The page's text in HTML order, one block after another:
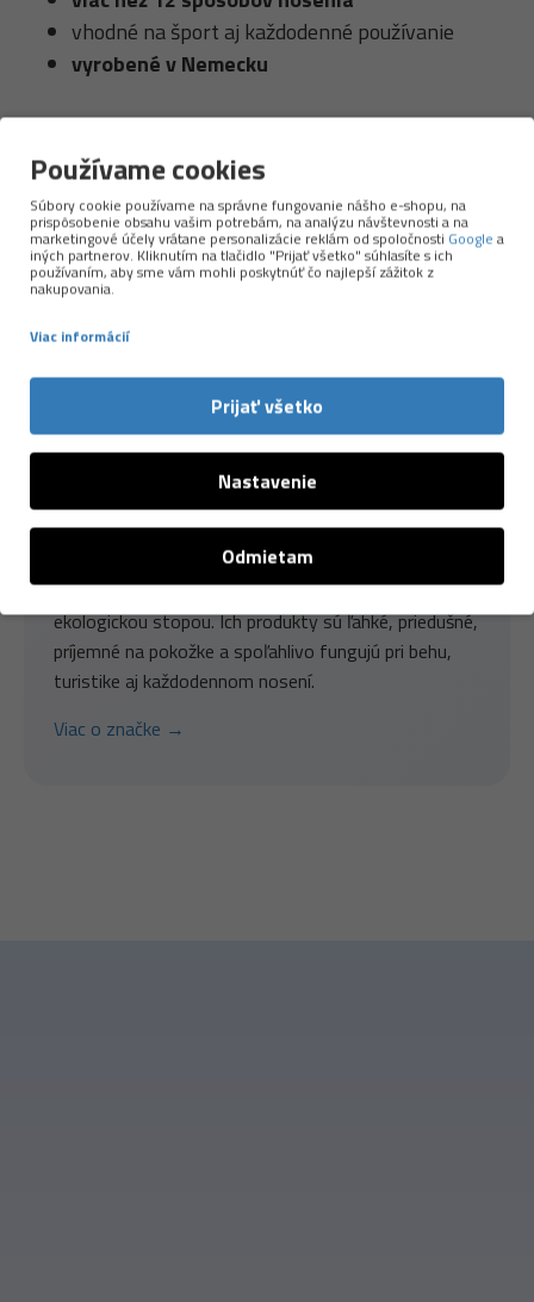
Nemecká precíznosť, lokálna výroba a
udržateľnejší prístup k použitým materiálom.
ZnačkaP.A.C.
v Nemecku vo svojej zelenej
, kde majú pod kontrolou kvalitu, použité
materiály aj etické spracovanie. P.A.C. stavia na
moderných technológiách, komforte a dlhej
životnosti – a zároveň myslí na planétu.
recyklovaný polyester, merino vlnu
odpovedných zdrojov a ďalšie materiály s nižšou
ekologickou stopou. Ich produkty sú ľahké, priedušné,
príjemné na pokožke a spoľahlivo fungujú pri behu,
turistike aj každodennom nosení.
Viac o značke →
vhodné na šport aj každodenné používanie
vyrobené v Nemecku
Používame cookies
Súbory cookie používame na správne fungovanie nášho e-shopu, na
prispôsobenie obsahu vašim potrebám, na analýzu návštevnosti a na
marketingové účely vrátane personalizácie reklám od spoločnosti Google a
iných partnerov. Kliknutím na tlačidlo "Prijať všetko" súhlasíte s ich
používaním, aby sme vám mohli poskytnúť čo najlepší zážitok z
nakupovania.
Viac informácií
Prijať všetko
Nastavenie
Odmietam